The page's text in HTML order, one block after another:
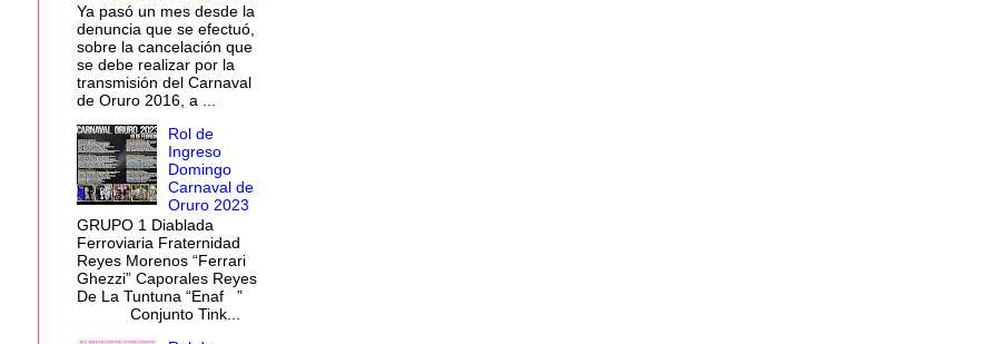
Ya pasó un mes desde la
denuncia que se efectuó,
sobre la cancelación que
se debe realizar por la
transmisión del Carnaval
de Oruro 2016, a ...
Rol de
Ingreso
Domingo
Carnaval de
Oruro 2023
GRUPO 1 Diablada
Ferroviaria Fraternidad
Reyes Morenos “Ferrari
Ghezzi” Caporales Reyes
De La Tuntuna “Enaf ”
Conjunto Tink...